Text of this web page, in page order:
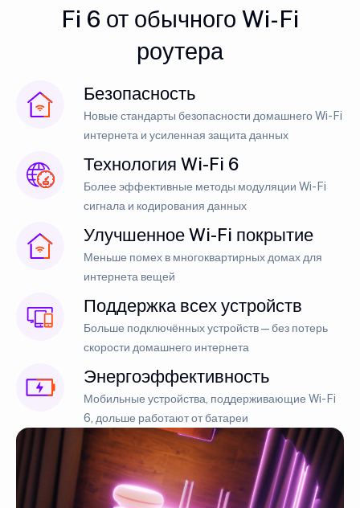
Fi 6 от обычного Wi-Fi
роутера
Безопасность
Новые стандарты безопасности домашнего Wi-Fi
интернета и усиленная защита данных
Технология Wi-Fi 6
Более эффективные методы модуляции Wi-Fi
сигнала и кодирования данных
Улучшенное Wi-Fi покрытие
Меньше помех в многоквартирных домах для
интернета вещей
Поддержка всех устройств
Больше подключённых устройств — без потерь
скорости домашнего интернета
Энергоэффективность
Мобильные устройства, поддерживающие Wi-Fi
6, дольше работают от батареи